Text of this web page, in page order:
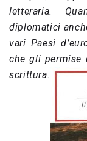
letteraria.
diplomatici
vari Paesi
che gli permise
scrittura.